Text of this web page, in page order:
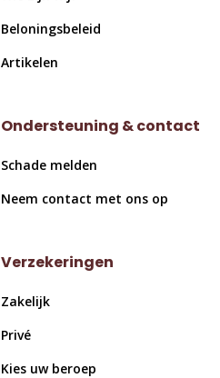
Beloningsbeleid
Artikelen
Ondersteuning & contact
Schade melden
Neem contact met ons op
Verzekeringen
Zakelijk
Privé
Kies uw beroep